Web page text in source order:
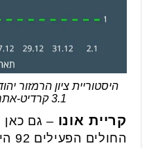
היסטוריית ציון הרמזור
3.1 קרדיט-אתר משרד הבריאות
קריית אונו – גם